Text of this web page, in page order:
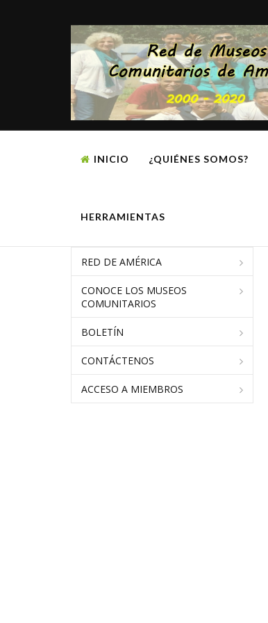
INICIO ¿QUIÉNES SOMOS?
HERRAMIENTAS
RED DE AMÉRICA
CONOCE LOS MUSEOS
COMUNITARIOS
BOLETÍN
CONTÁCTENOS
ACCESO A MIEMBROS